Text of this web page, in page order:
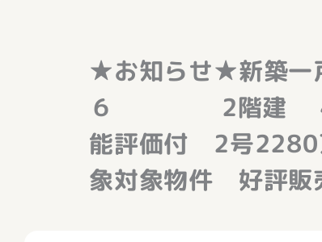
★お知らせ★新築一
６ 2階建 4Ｌ
能評価付 2号2280
象対象物件 好評